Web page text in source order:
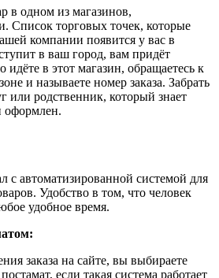
в одном из магазинов,
Список торговых точек, которые
компании появится у вас в
в ваш город, вам придёт
в этот магазин, обращаетесь к
и называете номер заказа. Забрать
или родственник, который знает
оформлен.
с автоматизированной системой для
Удобство в том, что человек
удобное время.
заказа на сайте, вы выбираете
если такая система работает